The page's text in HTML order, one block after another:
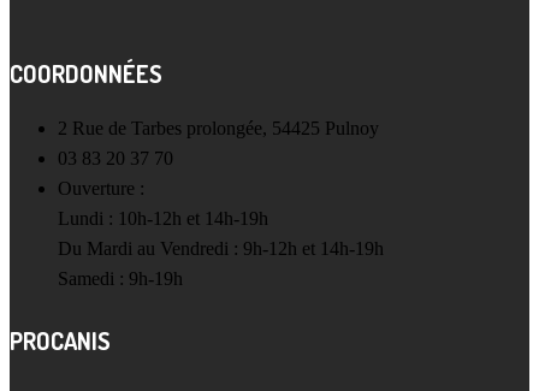
COORDONNÉES
2 Rue de Tarbes prolongée, 54425 Pulnoy
03 83 20 37 70
Ouverture :
Lundi : 10h-12h et 14h-19h
Du Mardi au Vendredi : 9h-12h et 14h-19h
Samedi : 9h-19h
PROCANIS